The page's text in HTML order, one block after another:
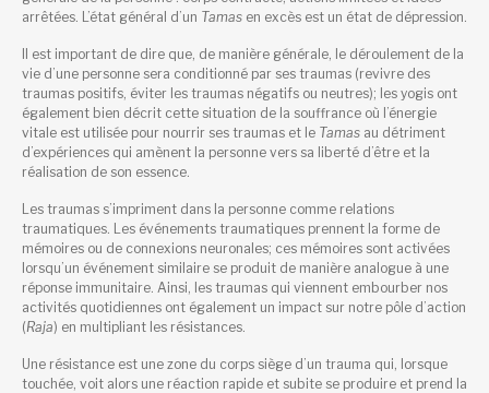
arrêtées. L’état général d’un Tamas en excès est un état de dépression.
Il est important de dire que, de manière générale, le déroulement de la
vie d’une personne sera conditionné par ses traumas (revivre des
traumas positifs, éviter les traumas négatifs ou neutres); les yogis ont
également bien décrit cette situation de la souffrance où l’énergie
vitale est utilisée pour nourrir ses traumas et le Tamas au détriment
d’expériences qui amènent la personne vers sa liberté d’être et la
réalisation de son essence.
Les traumas s’impriment dans la personne comme relations
traumatiques. Les événements traumatiques prennent la forme de
mémoires ou de connexions neuronales; ces mémoires sont activées
lorsqu’un événement similaire se produit de manière analogue à une
réponse immunitaire. Ainsi, les traumas qui viennent embourber nos
activités quotidiennes ont également un impact sur notre pôle d’action
(Raja) en multipliant les résistances.
Une résistance est une zone du corps siège d’un trauma qui, lorsque
touchée, voit alors une réaction rapide et subite se produire et prend la